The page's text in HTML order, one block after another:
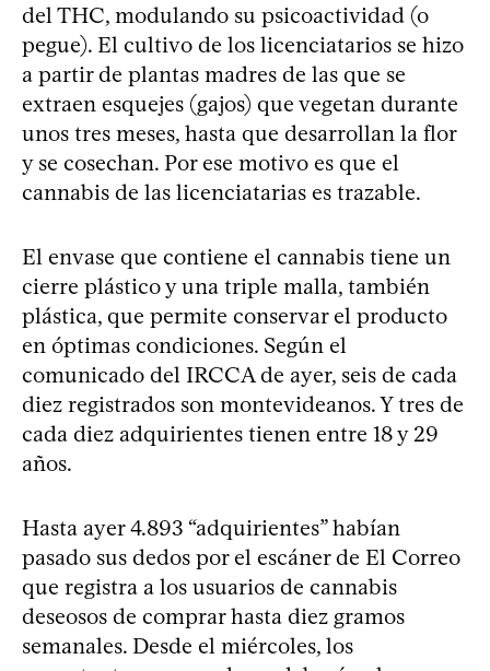
del THC, modulando su psicoactividad (o
pegue). El cultivo de los licenciatarios se hizo
a partir de plantas madres de las que se
extraen esquejes (gajos) que vegetan durante
unos tres meses, hasta que desarrollan la flor
y se cosechan. Por ese motivo es que el
cannabis de las licenciatarias es trazable.
El envase que contiene el cannabis tiene un
cierre plástico y una triple malla, también
plástica, que permite conservar el producto
en óptimas condiciones. Según el
comunicado del IRCCA de ayer, seis de cada
diez registrados son montevideanos. Y tres de
cada diez adquirientes tienen entre 18 y 29
años.
Hasta ayer 4.893 “adquirientes” habían
pasado sus dedos por el escáner de El Correo
que registra a los usuarios de cannabis
deseosos de comprar hasta diez gramos
semanales. Desde el miércoles, los